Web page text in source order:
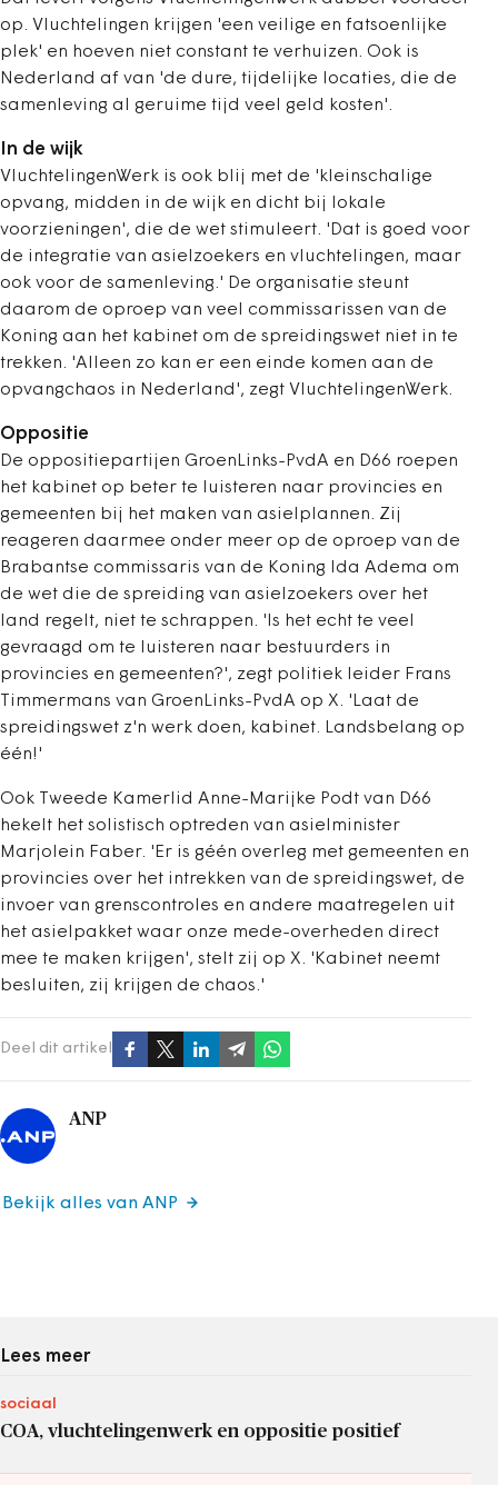
op. Vluchtelingen krijgen 'een veilige en fatsoenlijke
plek' en hoeven niet constant te verhuizen. Ook is
Nederland af van 'de dure, tijdelijke locaties, die de
samenleving al geruime tijd veel geld kosten'.
In de wijk
VluchtelingenWerk is ook blij met de 'kleinschalige
opvang, midden in de wijk en dicht bij lokale
voorzieningen', die de wet stimuleert. 'Dat is goed voor
de integratie van asielzoekers en vluchtelingen, maar
ook voor de samenleving.' De organisatie steunt
daarom de oproep van veel commissarissen van de
Koning aan het kabinet om de spreidingswet niet in te
trekken. 'Alleen zo kan er een einde komen aan de
opvangchaos in Nederland', zegt VluchtelingenWerk.
Oppositie
De oppositiepartijen GroenLinks-PvdA en D66 roepen
het kabinet op beter te luisteren naar provincies en
gemeenten bij het maken van asielplannen. Zij
reageren daarmee onder meer op de oproep van de
Brabantse commissaris van de Koning Ida Adema om
de wet die de spreiding van asielzoekers over het
land regelt, niet te schrappen. 'Is het echt te veel
gevraagd om te luisteren naar bestuurders in
provincies en gemeenten?', zegt politiek leider Frans
Timmermans van GroenLinks-PvdA op X. 'Laat de
spreidingswet z'n werk doen, kabinet. Landsbelang op
één!'
Ook Tweede Kamerlid Anne-Marijke Podt van D66
hekelt het solistisch optreden van asielminister
Marjolein Faber. 'Er is géén overleg met gemeenten en
provincies over het intrekken van de spreidingswet, de
invoer van grenscontroles en andere maatregelen uit
het asielpakket waar onze mede-overheden direct
mee te maken krijgen', stelt zij op X. 'Kabinet neemt
besluiten, zij krijgen de chaos.'
Deel dit artikel
ANP
Bekijk alles van ANP
Lees meer
sociaal
COA, vluchtelingenwerk en oppositie positief